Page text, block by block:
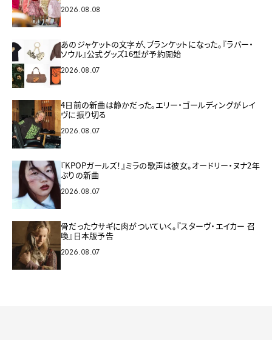
2026.08.08
あのジャケットの文字が、ブランケットになった。『ラバー・
ソウル』公式グッズ16型が予約開始
2026.08.07
4日前の新曲は静かだった。エリー・ゴールディングがレイ
ヴに振り切る
2026.08.07
『KPOPガールズ！』ミラの歌声は彼女。オードリー・ヌナ2年
ぶりの新曲
2026.08.07
骨だったウサギに肉がついていく。『スターヴ・エイカー 召
喚』日本版予告
2026.08.07